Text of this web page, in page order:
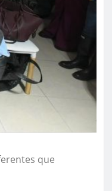
que